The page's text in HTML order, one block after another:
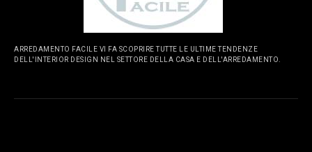
ARREDAMENTO FACILE VI FA SCOPRIRE TUTTE LE ULTIME TENDENZE
DELL'INTERIOR DESIGN NEL SETTORE DELLA CASA E DELL'ARREDAMENTO.